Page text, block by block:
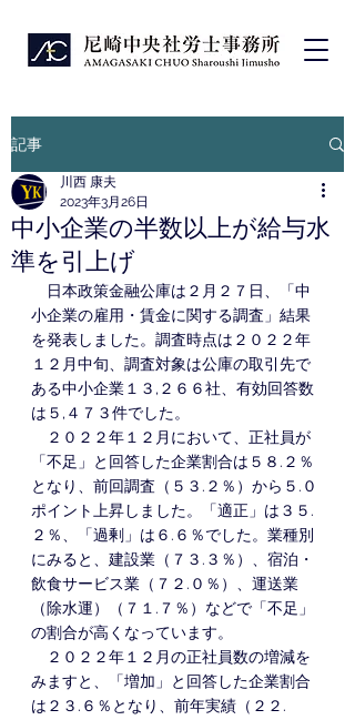
記事
中小企業の半数以上が給与水
準を引上げ
川西 康夫
2023年3月26日
日本政策金融公庫は２月２７日、「中
小企業の雇用・賃金に関する調査」結果
を発表しました。調査時点は２０２２年
１２月中旬、調査対象は公庫の取引先で
ある中小企業１３,２６６社、有効回答数
は５,４７３件でした。
２０２２年１２月において、正社員が
「不足」と回答した企業割合は５８.２％
となり、前回調査（５３.２％）から５.０
ポイント上昇しました。「適正」は３５.
２％、「過剰」は６.６％でした。業種別
にみると、建設業（７３.３％）、宿泊・
飲食サービス業（７２.０％）、運送業
（除水運）（７１.７％）などで「不足」
の割合が高くなっています。
２０２２年１２月の正社員数の増減を
みますと、「増加」と回答した企業割合
は２３.６％となり、前年実績（２２.